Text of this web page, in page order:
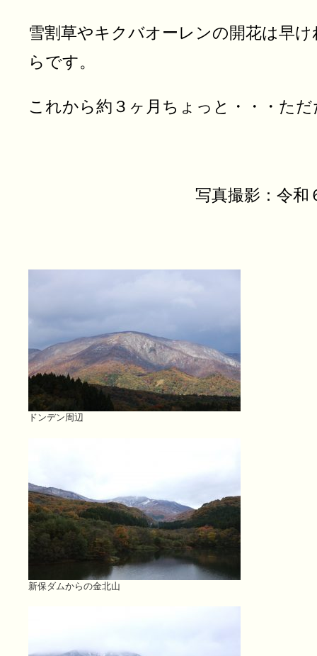
雪割草やキクバオーレンの開花は早
らです。
これから約３ヶ月ちょっと・・・た
写真撮影：令和
ドンデン周辺
新保ダムからの金北山